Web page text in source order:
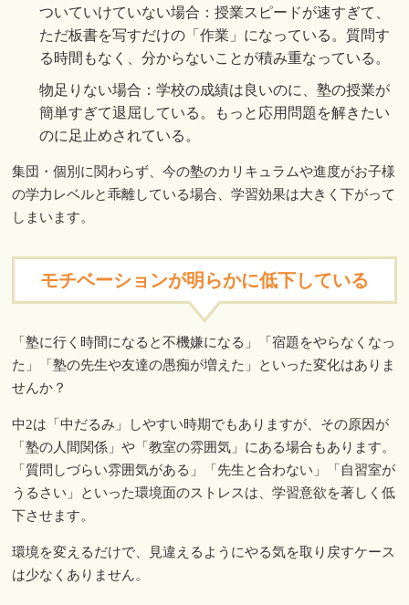
ついていけていない場合：授業スピードが速すぎて、
ただ板書を写すだけの「作業」になっている。質問す
る時間もなく、分からないことが積み重なっている。
物足りない場合：学校の成績は良いのに、塾の授業が
簡単すぎて退屈している。もっと応用問題を解きたい
のに足止めされている。
集団・個別に関わらず、今の塾のカリキュラムや進度がお子様
の学力レベルと乖離している場合、学習効果は大きく下がって
しまいます。
モチベーションが明らかに低下している
「塾に行く時間になると不機嫌になる」「宿題をやらなくなっ
た」「塾の先生や友達の愚痴が増えた」といった変化はありま
せんか？
中2は「中だるみ」しやすい時期でもありますが、その原因が
「塾の人間関係」や「教室の雰囲気」にある場合もあります。
「質問しづらい雰囲気がある」「先生と合わない」「自習室が
うるさい」といった環境面のストレスは、学習意欲を著しく低
下させます。
環境を変えるだけで、見違えるようにやる気を取り戻すケース
は少なくありません。